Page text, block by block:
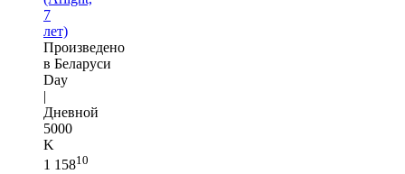
7
лет)
Произведено
в Беларуси
Day
|
Дневной
5000
K
1 15810